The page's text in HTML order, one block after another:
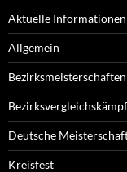
Aktuelle Informationen
Allgemein
Bezirksmeisterschaften
Deutsche
Kreisfest